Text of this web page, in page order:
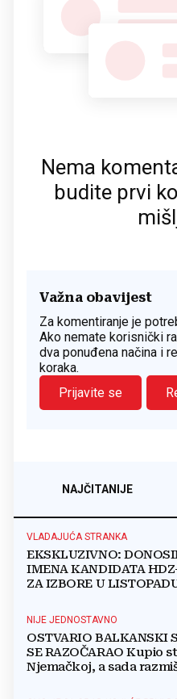
Nema
budite prvi
Važna obavijest
Za komentiranje je
Ako nemate korisnički
dva ponuđena načina i
koraka.
Prijavite se
NAJČITANIJE
VLADAJUĆA STRANKA
EKSKLUZIVNO:
IMENA KANDIDATA
ZA IZBORE U
NIJE JEDNOSTAVNO
OSTVARIO BALKANSKI
SE RAZOČARAO Kupio
Njemačkoj, a sada